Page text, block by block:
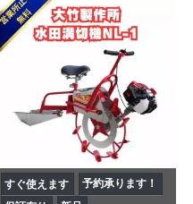
すぐ使えます
予約承ります！